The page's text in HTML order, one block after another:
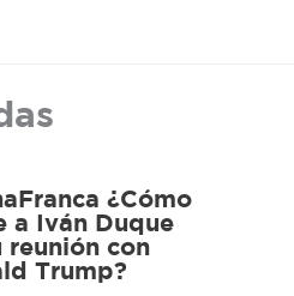
¿Cómo
a Iván Duque
reunión con
Trump?